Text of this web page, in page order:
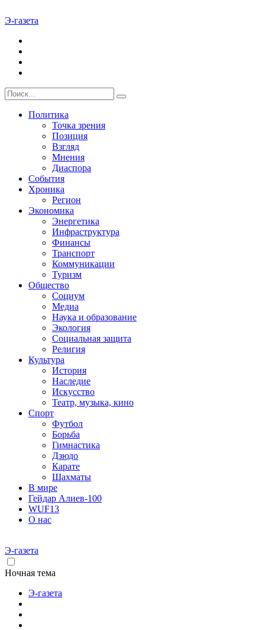
Э-газета
Политика
Точка зрения
Позиция
Взгляд
Мнения
Диаспора
События
Хроника
Регион
Экономика
Энергетика
Инфраструктура
Финансы
Транспорт
Коммуникации
Туризм
Общество
Социум
Медиа
Наука и образование
Экология
Социальная защита
Религия
Культура
История
Наследие
Искусство
Театр, музыка, кино
Спорт
Футбол
Борьба
Гимнастика
Дзюдо
Карате
Шахматы
В мире
Гейдар Алиев-100
WUF13
О нас
Э-газета
Ночная тема
Э-газета